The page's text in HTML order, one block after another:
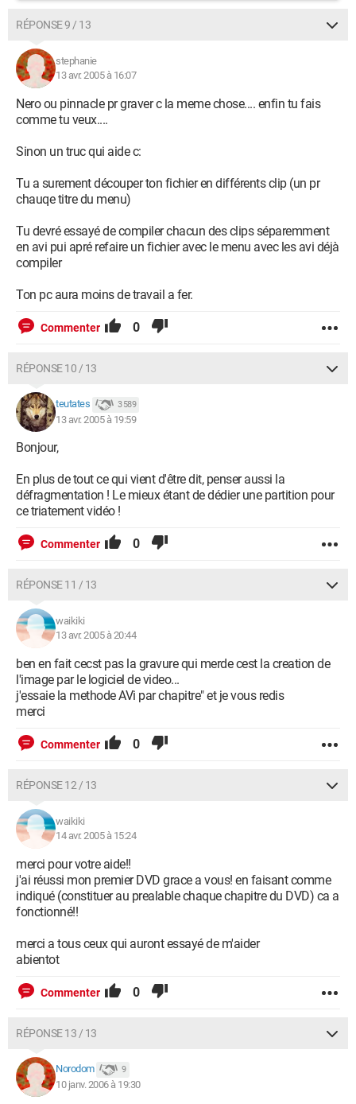
RÉPONSE 9 / 13
stephanie
13 avr. 2005 à 16:07
Nero ou pinnacle pr graver c la meme chose.... enfin tu fais
comme tu veux....
Sinon un truc qui aide c:
Tu a surement découper ton fichier en différents clip (un pr
chauqe titre du menu)
Tu devré essayé de compiler chacun des clips séparemment
en avi pui apré refaire un fichier avec le menu avec les avi déjà
compiler
Ton pc aura moins de travail a fer.
Commenter 0
RÉPONSE 10 / 13
teutates 3 589
13 avr. 2005 à 19:59
Bonjour,
En plus de tout ce qui vient d'être dit, penser aussi la
défragmentation ! Le mieux étant de dédier une partition pour
ce triatement vidéo !
Commenter 0
RÉPONSE 11 / 13
waikiki
13 avr. 2005 à 20:44
ben en fait cecst pas la gravure qui merde cest la creation de
l'image par le logiciel de video...
j'essaie la methode AVi par chapitre" et je vous redis
merci
Commenter 0
RÉPONSE 12 / 13
waikiki
14 avr. 2005 à 15:24
merci pour votre aide!!
j'ai réussi mon premier DVD grace a vous! en faisant comme
indiqué (constituer au prealable chaque chapitre du DVD) ca a
fonctionné!!
merci a tous ceux qui auront essayé de m'aider
abientot
Commenter 0
RÉPONSE 13 / 13
Norodom 9
10 janv. 2006 à 19:30